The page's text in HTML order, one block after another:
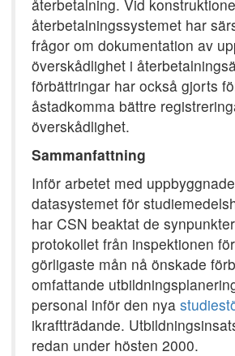
återbetalning. Vid
återbetalningssystemet har
frågor om dokumentation av
överskådlighet i
förbättringar har också gjorts
åstadkomma bättre
överskådlighet.
Sammanfattning
Inför arbetet med
datasystemet för
har CSN beaktat de
protokollet från inspektionen
görligaste mån nå önskade
omfattande
personal inför den nya
ikraftträdande.
redan under hösten 2000.